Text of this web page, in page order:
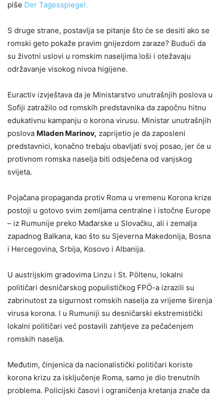
piše Der Tagesspiegel.
S druge strane, postavlja se pitanje što će se desiti ako se
romski geto pokaže pravim gnijezdom zaraze? Budući da
su životni uslovi u romskim naseljima loši i otežavaju
održavanje visokog nivoa higijene.
Euractiv izvještava da je Ministarstvo unutrašnjih poslova u
Sofiji zatražilo od romskih predstavnika da započnu hitnu
edukativnu kampanju o korona virusu. Ministar unutrašnjih
poslova Mladen Marinov, zaprijetio je da zaposleni
predstavnici, konačno trebaju obavljati svoj posao, jer će u
protivnom romska naselja biti odsječena od vanjskog
svijeta.
Pojačana propaganda protiv Roma u vremenu Korona krize
postoji u gotovo svim zemljama centralne i istočne Europe
– iz Rumunije preko Mađarske u Slovačku, ali i zemalja
zapadnog Balkana, kao što su Sjeverna Makedonija, Bosna
i Hercegovina, Srbija, Kosovo i Albanija.
U austrijskim gradovima Linzu i St. Pöltenu, lokalni
političari desničarskog populističkog FPÖ-a izrazili su
zabrinutost za sigurnost romskih naselja za vrijeme širenja
virusa korona. I u Rumuniji su desničarski ekstremistički
lokalni političari već postavili zahtjeve za pečaćenjem
romskih naselja.
Međutim, činjenica da nacionalistički političari koriste
korona krizu za isključenje Roma, samo je dio trenutnih
problema. Policijski časovi i ograničenja kretanja znače da